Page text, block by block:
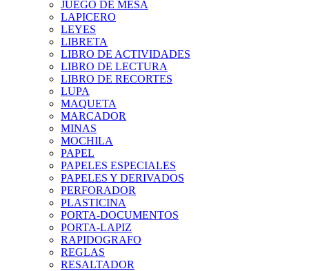
JUEGO DE MESA
LAPICERO
LEYES
LIBRETA
LIBRO DE ACTIVIDADES
LIBRO DE LECTURA
LIBRO DE RECORTES
LUPA
MAQUETA
MARCADOR
MINAS
MOCHILA
PAPEL
PAPELES ESPECIALES
PAPELES Y DERIVADOS
PERFORADOR
PLASTICINA
PORTA-DOCUMENTOS
PORTA-LAPIZ
RAPIDOGRAFO
REGLAS
RESALTADOR